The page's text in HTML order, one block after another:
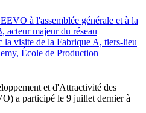
et d'Attractivité des
a participé le 9 juillet dernier à